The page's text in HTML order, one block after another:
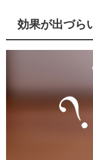
効果が出づら